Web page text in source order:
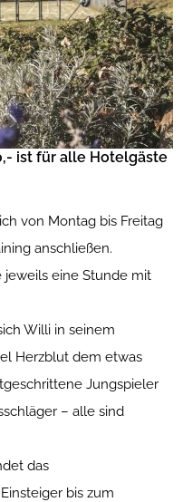
ist für alle Hotelgäste
von Montag bis Freitag
anschließen.
jeweils eine Stunde mit
Willi in seinem
Herzblut dem etwas
Jungspieler
– alle sind
das
bis zum